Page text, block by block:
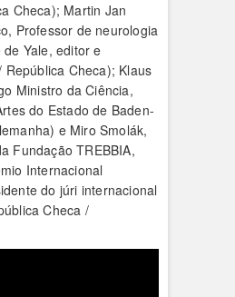
Checa); Martin Jan
Professor de neurologia
Yale, editor e
República Checa); Klaus
Ministro da Ciência,
do Estado de Baden-
e Miro Smolák,
Fundação TREBBIA,
Internacional
do júri internacional
Checa /